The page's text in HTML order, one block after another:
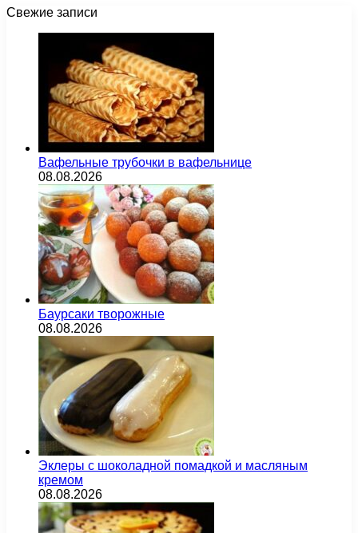
Свежие записи
Вафельные трубочки в вафельнице
08.08.2026
Баурсаки творожные
08.08.2026
Эклеры с шоколадной помадкой и масляным
кремом
08.08.2026